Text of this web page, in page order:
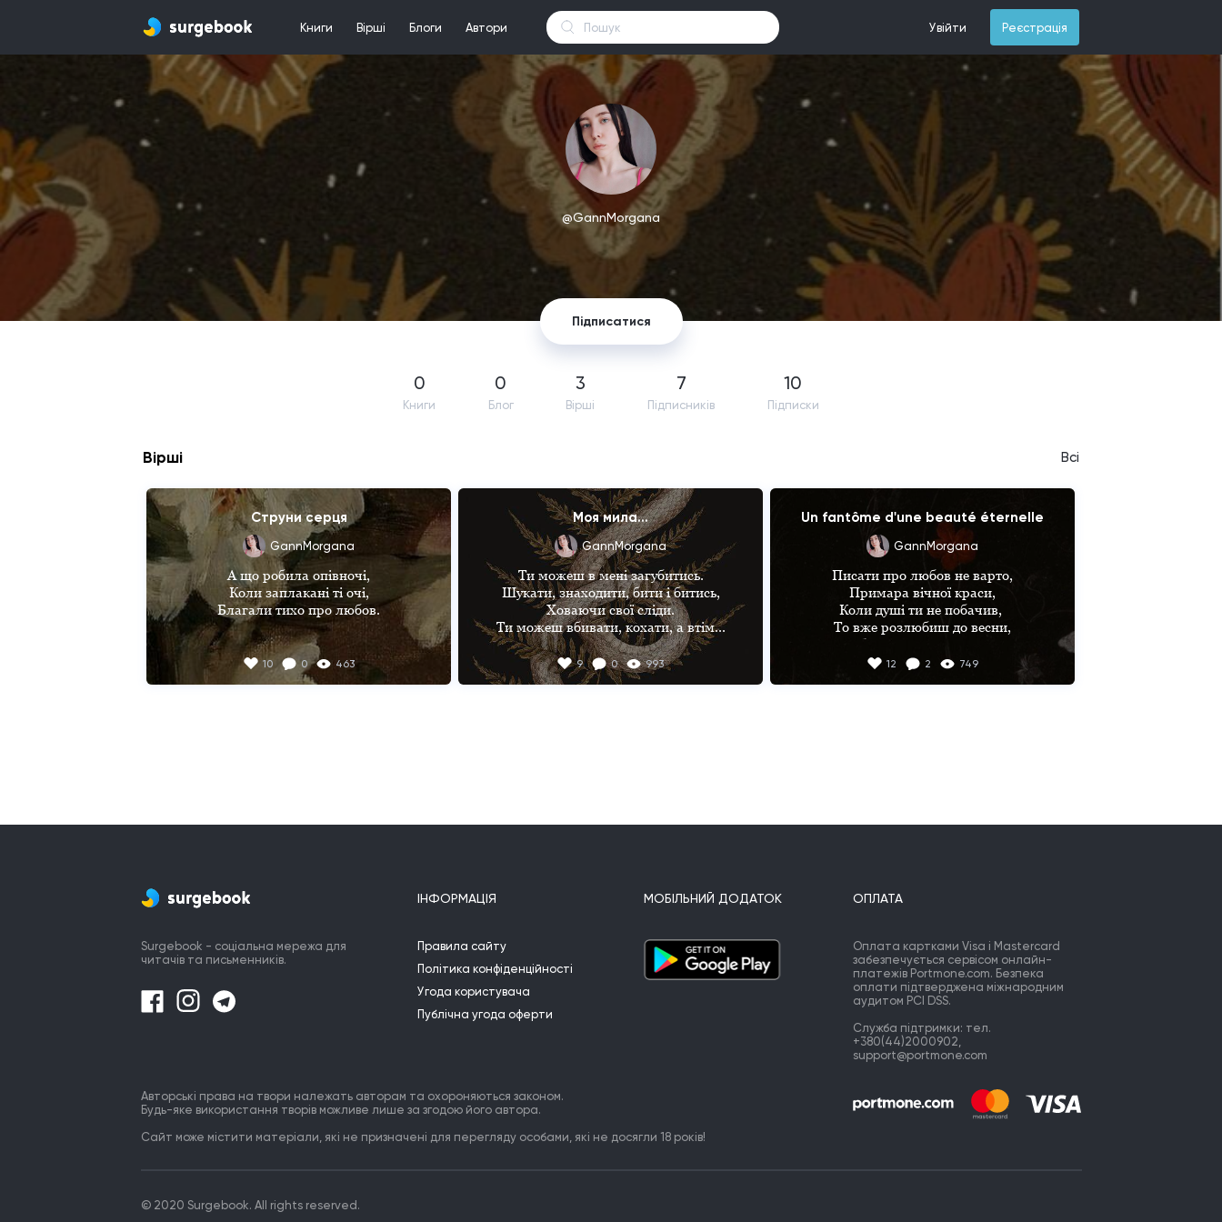
Книги Вірші Блоги Автори Увійти Реєстрація
@GannMorgana
Підписатися
0
Книги
0
Блог
3
Вірші
7
Підпиcників
10
Підписки
Вірші Всі
Струни серця
GannMorgana
А що робила опівночі,
Коли заплакані ті очі,
Благали тихо про любов.
Коли розлука і кохання,
З'єдналися разом, мов світання.
Коли кричала на весь світ,
Але ж не підуть в забуття,
Про них почують всі, і навіть море.
Й кохання знову оживе.
10 0 463
Моя мила...
GannMorgana
Ти можеш в мені загубитись.
Шукати, знаходити, бити і битись,
Ховаючи свої сліди.
Ти можеш вбивати, кохати, а втім...
І сама можеш вбитись,
Проте я померти не дам.
9 0 993
Un fantôme d'une beauté éternelle
GannMorgana
Писати про любов не варто,
Примара вічної краси,
Коли душі ти не побачив,
То вже розлюбиш до весни,
Любити можна тільки очі,
Бо вони вічно молоді,
12 2 749
Surgebook - соціальна мережа для
читачів та письменників.
ІНФОРМАЦІЯ
Правила сайту
Політика конфіденційності
Угода користувача
Публічна угода оферти
МОБІЛЬНИЙ ДОДАТОК ОПЛАТА
Оплата картками Visa і Mastercard
забезпечується сервісом онлайн-
платежів Portmone.com. Безпека
оплати підтверджена міжнародним
аудитом PCI DSS.
Служба підтримки: тел.
+380(44)2000902,
support@portmone.com
Авторські права на твори належать авторам та охороняються законом.
Будь-яке використання творів можливе лише за згодою його автора.
Сайт може містити матеріали, які не призначені для перегляду особами, які не досягли 18 років!
© 2020 Surgebook. All rights reserved.